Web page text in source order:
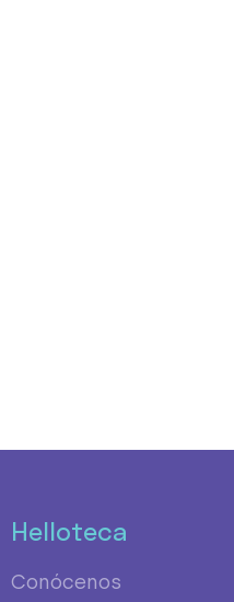
Helloteca
Conócenos